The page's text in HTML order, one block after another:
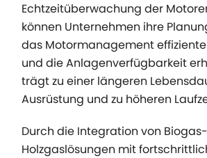
Echtzeitüberwachung der
können Unternehmen ihre
das Motormanagement
und die Anlagenverfügbarkeit
trägt zu einer längeren
Ausrüstung und zu höheren
Durch die Integration von
Holzgaslösungen mit